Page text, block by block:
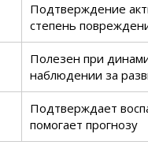
Подтверждение
степень
Полезен при
наблюдении за
Подтверждает
помогает прогнозу